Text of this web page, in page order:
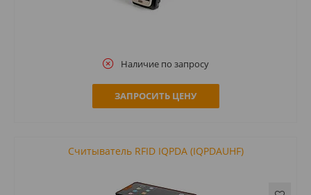
Наличие по запросу
ЗАПРОСИТЬ ЦЕНУ
Считыватель RFID IQPDA (IQPDAUHF)